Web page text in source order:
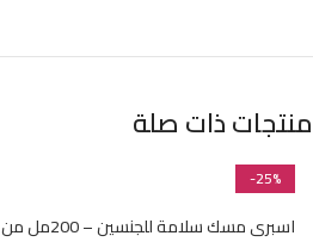
منتجات ذات صلة
-25%
اسبرى مسك سلامة للجنسين – 200مل من